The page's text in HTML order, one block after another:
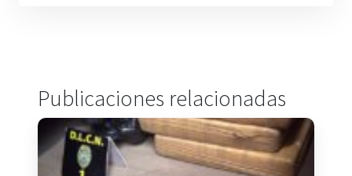
Publicaciones relacionadas